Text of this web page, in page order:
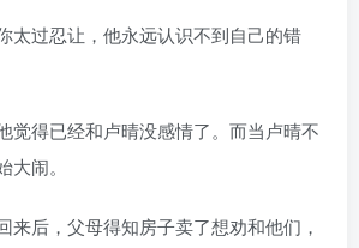
过忍让，他永远认识不到自己的错
得已经和卢晴没感情了。而当卢晴不
闹。
后，父母得知房子卖了想劝和他们，